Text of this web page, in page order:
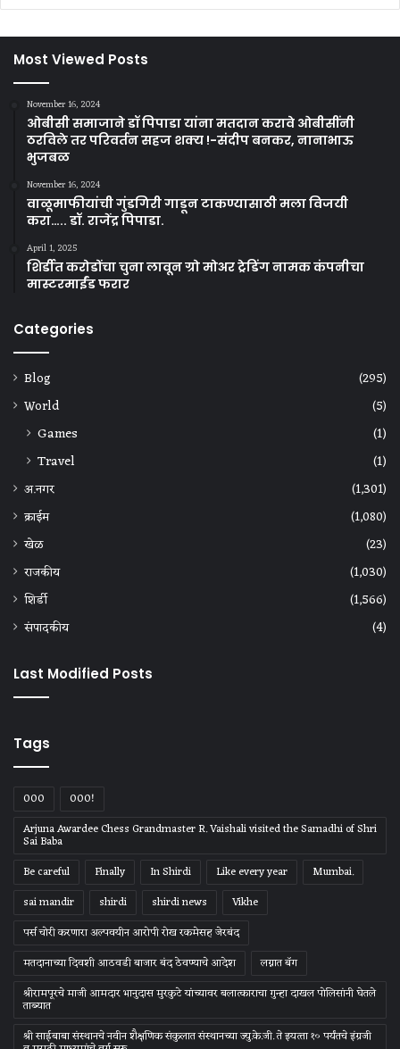
Most Viewed Posts
November 16, 2024
ओबीसी समाजाने डॉ पिपाडा यांना मतदान करावे ओबीसींनी
ठरविले तर परिवर्तन सहज शक्य !-संदीप बनकर, नानाभाऊ
भुजबळ
November 16, 2024
वाळूमाफीयांची गुंडगिरी गाडून टाकण्यासाठी मला विजयी
करा….. डॉ. राजेंद्र पिपाडा.
April 1, 2025
शिर्डीत करोडोंचा चुना लावून ग्रो मोअर ट्रेडिंग नामक कंपनीचा
मास्टरमाईंड फरार
Categories
Blog
(295)
World
(5)
Games
(1)
Travel
(1)
अ.नगर
(1,301)
क्राईम
(1,080)
खेळ
(23)
राजकीय
(1,030)
शिर्डी
(1,566)
संपादकीय
(4)
Last Modified Posts
Tags
000
000!
Arjuna Awardee Chess Grandmaster R. Vaishali visited the Samadhi of Shri
Sai Baba
Be careful
Finally In Shirdi Like every year
Mumbai.
sai mandir
shirdi shirdi news
Vikhe
पर्स चोरी करणारा अल्पवयीन आरोपी रोख रकमेसह जेरबंद
मतदानाच्या दिवशी आठवडी बाजार बंद ठेवण्याचे आदेश
लग्नात बॅग
श्रीरामपूरचे माजी आमदार भानुदास मुरकुटे यांच्यावर बलात्काराचा गुन्हा दाखल पोलिसांनी घेतले
ताब्यात
श्री साईबाबा संस्‍थानचे नवीन शैक्षणिक संकुलात संस्‍थानच्‍या ज्‍यु.के.जी. ते इयत्‍ता १० पर्यंतचे इंग्रजी